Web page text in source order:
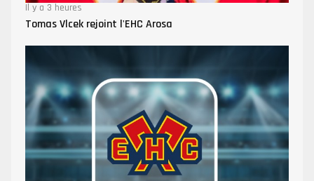
Il y a 3 heures
Tomas Vlcek rejoint l'EHC Arosa